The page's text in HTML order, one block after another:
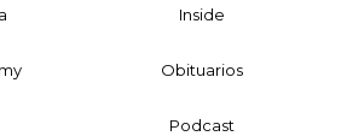
Inside
Obituarios
Podcast